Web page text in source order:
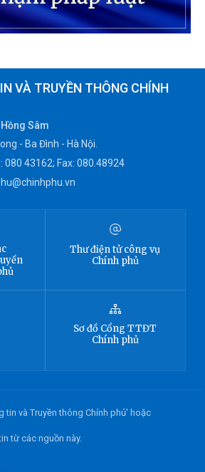
VÀ TRUYỀN THÔNG CHÍNH
Sâm
- Ba Đình - Hà Nội.
080 43162; Fax: 080.48924
Thư điện tử công vụ
Chính phủ
Sơ đồ Cổng TTĐT
Chính phủ
tin và Truyền thông Chính phủ' hoặc
từ các nguồn này.